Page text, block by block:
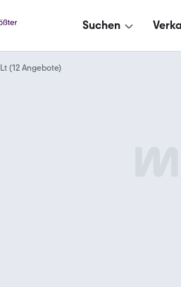
Suchen
Lt (12 Angebote)